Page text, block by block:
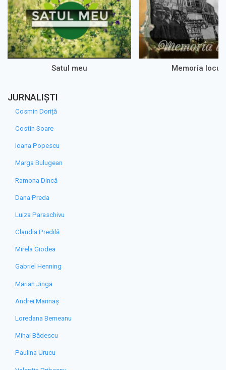
Satul meu Memoria
JURNALIȘTI
Cosmin Doriță
Costin Soare
Ioana Popescu
Marga Bulugean
Ramona Dincă
Dana Preda
Luiza Paraschivu
Claudia Predilă
Mirela Giodea
Gabriel Henning
Marian Jinga
Andrei Marinaș
Loredana Berneanu
Mihai Bădescu
Paulina Urucu